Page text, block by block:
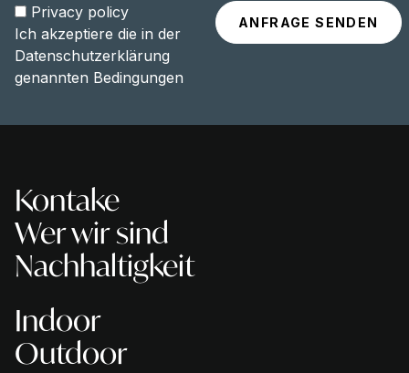
Privacy policy
Ich akzeptiere die in der
Datenschutzerklärung
genannten Bedingungen
Kontake
Wer wir sind
Nachhaltigkeit
Indoor
Outdoor